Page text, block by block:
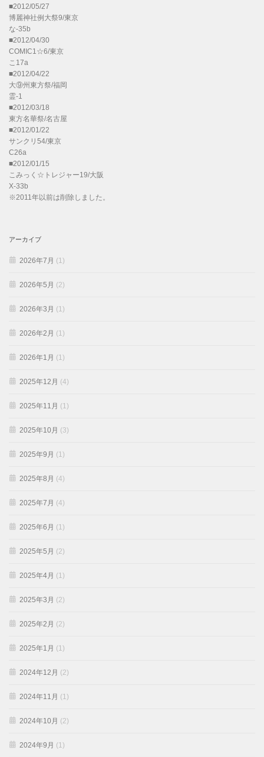
■2012/05/27
博麗神社例大祭9/東京
な-35b
■2012/04/30
COMIC1☆6/東京
こ17a
■2012/04/22
大⑨州東方祭/福岡
霊-1
■2012/03/18
東方名華祭/名古屋
■2012/01/22
サンクリ54/東京
C26a
■2012/01/15
こみっく☆トレジャー19/大阪
X-33b
※2011年以前は削除しました。
アーカイブ
2026年7月 (1)
2026年5月 (2)
2026年3月 (1)
2026年2月 (1)
2026年1月 (1)
2025年12月 (4)
2025年11月 (1)
2025年10月 (3)
2025年9月 (1)
2025年8月 (4)
2025年7月 (4)
2025年6月 (1)
2025年5月 (2)
2025年4月 (1)
2025年3月 (2)
2025年2月 (2)
2025年1月 (1)
2024年12月 (2)
2024年11月 (1)
2024年10月 (2)
2024年9月 (1)